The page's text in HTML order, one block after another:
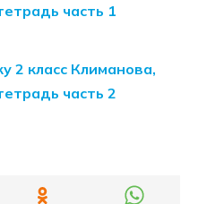
часть 1
2 класс Климанова,
часть 2